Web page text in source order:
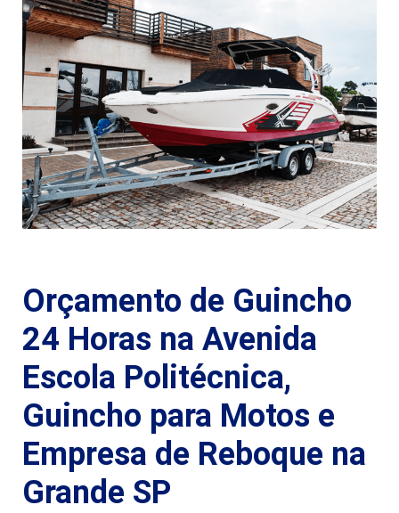
Orçamento de Guincho
24 Horas na Avenida
Escola Politécnica,
Guincho para Motos e
Empresa de Reboque na
Grande SP